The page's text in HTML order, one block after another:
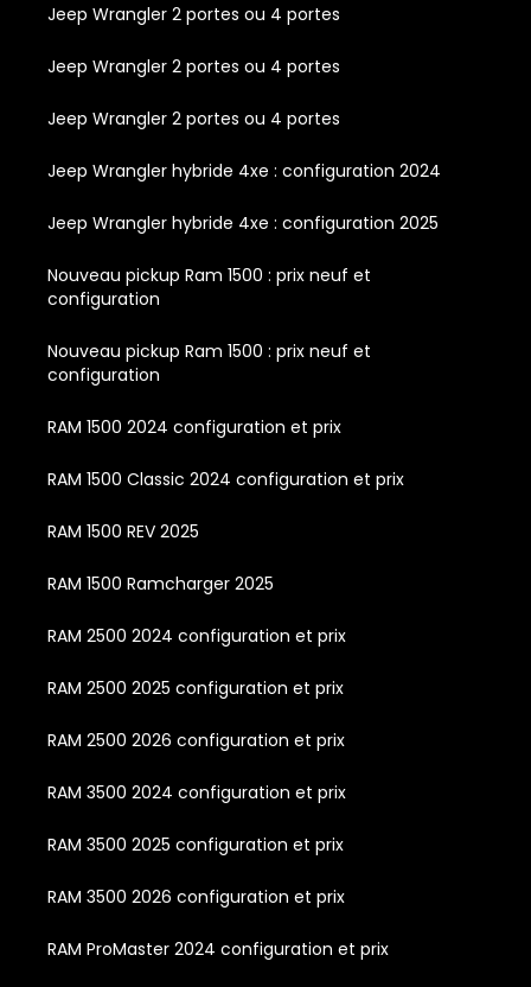
Jeep Wrangler 2 portes ou 4 portes
Jeep Wrangler 2 portes ou 4 portes
Jeep Wrangler 2 portes ou 4 portes
Jeep Wrangler hybride 4xe : configuration 2024
Jeep Wrangler hybride 4xe : configuration 2025
Nouveau pickup Ram 1500 : prix neuf et
configuration
Nouveau pickup Ram 1500 : prix neuf et
configuration
RAM 1500 2024 configuration et prix
RAM 1500 Classic 2024 configuration et prix
RAM 1500 REV 2025
RAM 1500 Ramcharger 2025
RAM 2500 2024 configuration et prix
RAM 2500 2025 configuration et prix
RAM 2500 2026 configuration et prix
RAM 3500 2024 configuration et prix
RAM 3500 2025 configuration et prix
RAM 3500 2026 configuration et prix
RAM ProMaster 2024 configuration et prix